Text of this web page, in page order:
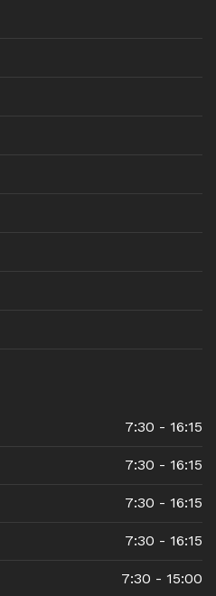
7:30 - 16:15
7:30 - 16:15
7:30 - 16:15
7:30 - 16:15
7:30 - 15:00